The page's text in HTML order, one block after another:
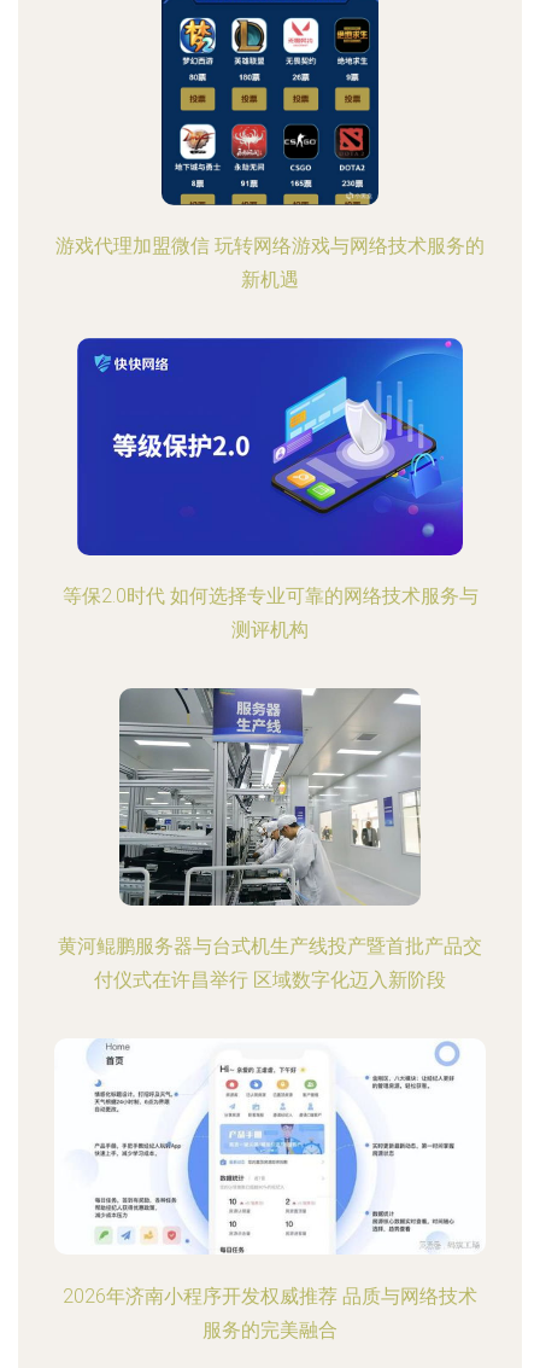
游戏代理加盟微信 玩转网络游戏与网络技术服务的
新机遇
等保2.0时代 如何选择专业可靠的网络技术服务与
测评机构
黄河鲲鹏服务器与台式机生产线投产暨首批产品交
付仪式在许昌举行 区域数字化迈入新阶段
2026年济南小程序开发权威推荐 品质与网络技术
服务的完美融合